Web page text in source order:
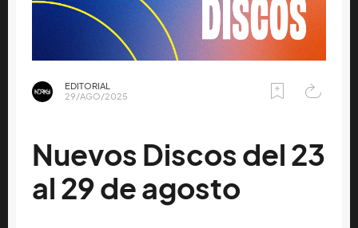
EDITORIAL
29/AGO/2025
Nuevos Discos del 23
al 29 de agosto